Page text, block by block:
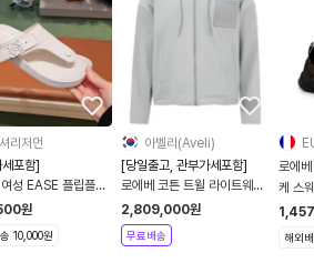
리저먼
포함]
성 EASE 플립플랍
이드
화이트
원
10,000원
아벨리(Aveli)
[당일출고, 관부가세포함]
로에베 코튼 트윌 라이트웨이
트 후드 그레이 자켓
H526Y02WCO
2,809,000원
무료배송
로에베
케 스
해외